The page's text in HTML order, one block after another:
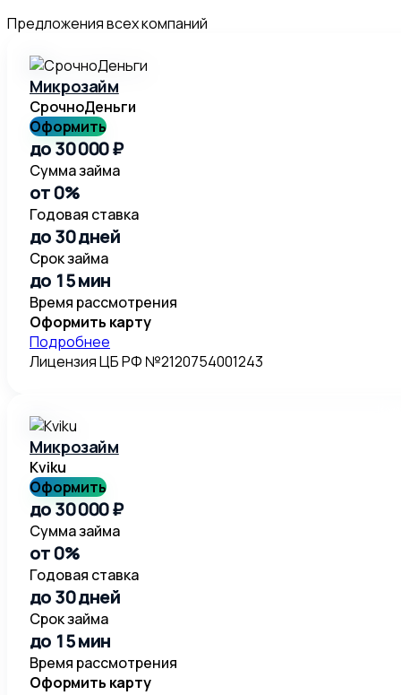
Предложения всех компаний
Микрозайм
СрочноДеньги
Оформить
до 30 000 ₽
Сумма займа
от 0%
Годовая ставка
до 30 дней
Срок займа
до 15 мин
Время рассмотрения
Оформить карту
Подробнее
Лицензия ЦБ РФ №2120754001243
Микрозайм
Kviku
Оформить
до 30 000 ₽
Сумма займа
от 0%
Годовая ставка
до 30 дней
Срок займа
до 15 мин
Время рассмотрения
Оформить карту